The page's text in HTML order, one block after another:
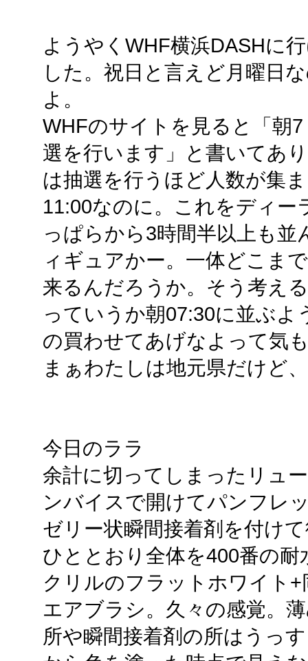
ようやくWHF横浜DASHに
した。祝日と言えど月曜日
よ。
WHFのサイトを見ると「朝
選を行います」と書いてあ
は抽選を行うほど人数が集
11:00なのに。これをディー
っぱらから3時間半以上も
ィギュアかー。一体どこま
来るんだろうか。そう考え
っていうか朝07:30に並ぶ
の買わせてあげなよって気
まぁわたしは地元県だけど
今日のララ
余計に切ってしまったリュ
ンバイスで開けてパンフレ
ゼリー状瞬間接着剤を付け
ひととおり全体を400番の
クリルのフラットホワイト
エアブラシ。久々の感覚。
所や瞬間接着剤の所はうっ